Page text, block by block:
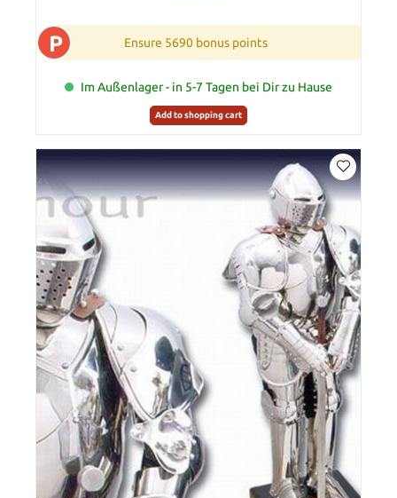
P Ensure 5690 bonus points
Im Außenlager - in 5-7 Tagen bei Dir zu Hause
Add to shopping cart